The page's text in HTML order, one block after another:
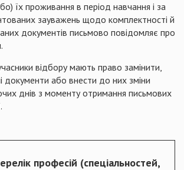
їх проживання в період навчання і за
зауважень щодо комплектності й
документів письмово повідомляє про
відбору мають право замінити,
документи або внести до них зміни
днів з моменту отримання письмових
професій (спеціальностей,